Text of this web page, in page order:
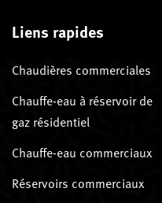
Liens rapides
Chaudières commerciales
Chauffe-eau à réservoir de
gaz résidentiel
Chauffe-eau commerciaux
Réservoirs commerciaux